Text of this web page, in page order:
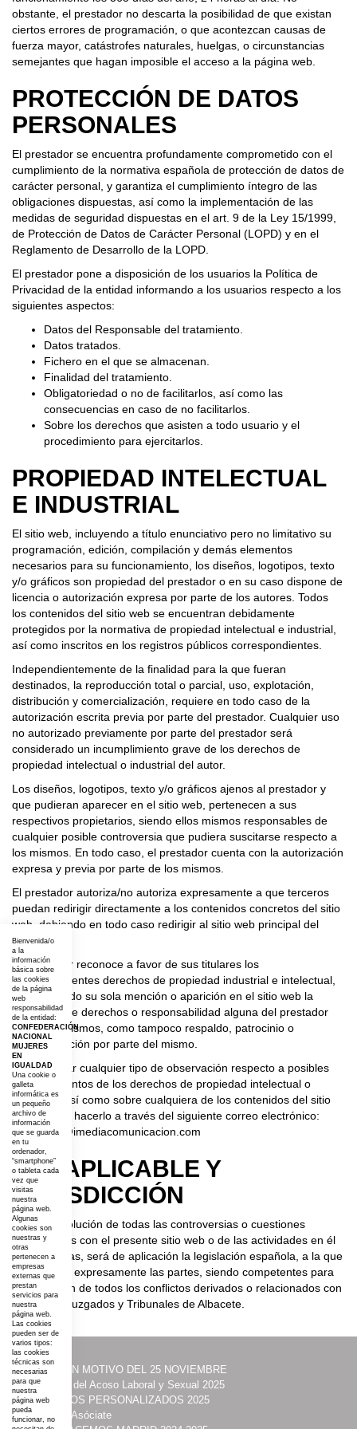
obstante, el prestador no descarta la posibilidad de que existan
ciertos errores de programación, o que acontezcan causas de
fuerza mayor, catástrofes naturales, huelgas, o circunstancias
semejantes que hagan imposible el acceso a la página web.
PROTECCIÓN DE DATOS
PERSONALES
El prestador se encuentra profundamente comprometido con el
cumplimiento de la normativa española de protección de datos de
carácter personal, y garantiza el cumplimiento íntegro de las
obligaciones dispuestas, así como la implementación de las
medidas de seguridad dispuestas en el art. 9 de la Ley 15/1999,
de Protección de Datos de Carácter Personal (LOPD) y en el
Reglamento de Desarrollo de la LOPD.
El prestador pone a disposición de los usuarios la Política de
Privacidad de la entidad informando a los usuarios respecto a los
siguientes aspectos:
Datos del Responsable del tratamiento.
Datos tratados.
Fichero en el que se almacenan.
Finalidad del tratamiento.
Obligatoriedad o no de facilitarlos, así como las
consecuencias en caso de no facilitarlos.
Sobre los derechos que asisten a todo usuario y el
procedimiento para ejercitarlos.
PROPIEDAD INTELECTUAL
E INDUSTRIAL
El sitio web, incluyendo a título enunciativo pero no limitativo su
programación, edición, compilación y demás elementos
necesarios para su funcionamiento, los diseños, logotipos, texto
y/o gráficos son propiedad del prestador o en su caso dispone de
licencia o autorización expresa por parte de los autores. Todos
los contenidos del sitio web se encuentran debidamente
protegidos por la normativa de propiedad intelectual e industrial,
así como inscritos en los registros públicos correspondientes.
Independientemente de la finalidad para la que fueran
destinados, la reproducción total o parcial, uso, explotación,
distribución y comercialización, requiere en todo caso de la
autorización escrita previa por parte del prestador. Cualquier uso
no autorizado previamente por parte del prestador será
considerado un incumplimiento grave de los derechos de
propiedad intelectual o industrial del autor.
Los diseños, logotipos, texto y/o gráficos ajenos al prestador y
que pudieran aparecer en el sitio web, pertenecen a sus
respectivos propietarios, siendo ellos mismos responsables de
cualquier posible controversia que pudiera suscitarse respecto a
los mismos. En todo caso, el prestador cuenta con la autorización
expresa y previa por parte de los mismos.
El prestador autoriza/no autoriza expresamente a que terceros
puedan redirigir directamente a los contenidos concretos del sitio
web, debiendo en todo caso redirigir al sitio web principal del
prestador.
El prestador reconoce a favor de sus titulares los
correspondientes derechos de propiedad industrial e intelectual,
no implicando su sola mención o aparición en el sitio web la
existencia de derechos o responsabilidad alguna del prestador
sobre los mismos, como tampoco respaldo, patrocinio o
recomendación por parte del mismo.
Para realizar cualquier tipo de observación respecto a posibles
incumplimientos de los derechos de propiedad intelectual o
industrial, así como sobre cualquiera de los contenidos del sitio
web, puede hacerlo a través del siguiente correo electrónico:
desarrollo@imediacomunicacion.com
LEY APLICABLE Y
JURISDICCIÓN
Para la resolución de todas las controversias o cuestiones
relacionadas con el presente sitio web o de las actividades en él
desarrolladas, será de aplicación la legislación española, a la que
se someten expresamente las partes, siendo competentes para
la resolución de todos los conflictos derivados o relacionados con
su uso los Juzgados y Tribunales de Albacete.
·ACTOS CON MOTIVO DEL 25 NOVIEMBRE
·Prevención del Acoso Laboral y Sexual 2025
·ITINERARIOS PERSONALIZADOS 2025
·Contacta y Asóciate
Bienvenida/o
a la
información
básica sobre
las cookies
de la página
web
responsabilidad
de la entidad:
CONFEDERACIÓN
NACIONAL
MUJERES
EN
IGUALDAD
Una cookie o
galleta
informática es
un pequeño
archivo de
información
que se guarda
en tu
ordenador,
“smartphone”
o tableta cada
vez que
visitas
nuestra
página web.
Algunas
cookies son
nuestras y
otras
pertenecen a
empresas
externas que
prestan
servicios para
nuestra
página web.
Las cookies
pueden ser de
varios tipos:
las cookies
técnicas son
necesarias
para que
nuestra
página web
pueda
funcionar, no